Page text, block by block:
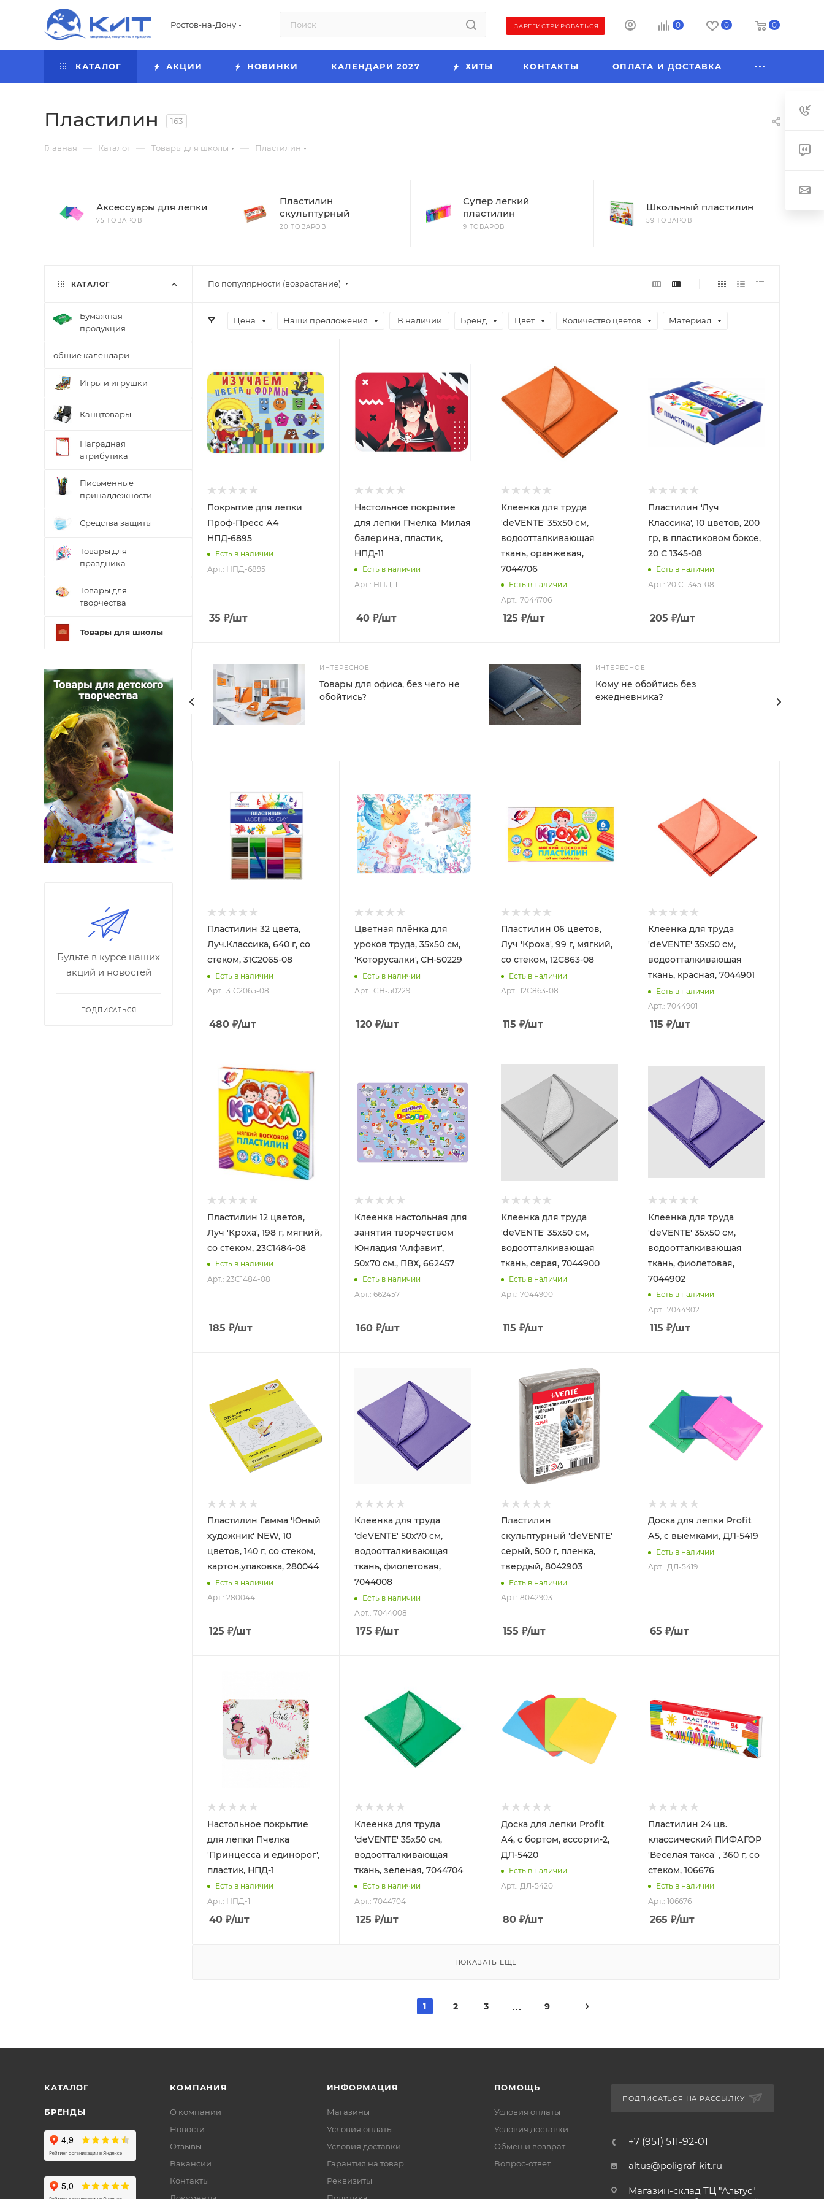
Ростов-на-Дону ЗАРЕГИСТРИРОВАТЬСЯ 0 0 0
КАТАЛОГ АКЦИИ НОВИНКИ КАЛЕНДАРИ 2027 ХИТЫ КОНТАКТЫ ОПЛАТА И ДОСТАВКА
Пластилин 163
Главная — Каталог — Товары для школы — Пластилин
Аксессуары для лепки
75 ТОВАРОВ
Пластилин
скульптурный
20 ТОВАРОВ
Супер легкий
пластилин
9 ТОВАРОВ
Школьный пластилин
59 ТОВАРОВ
По популярности (возрастание)
Цена Наши предложения В наличии Бренд Цвет Количество цветов Материал
Покрытие для лепки
Проф-Пресс А4
НПД-6895
Есть в наличии
Арт.: НПД-6895
35 ₽/шт
Настольное покрытие
для лепки Пчелка 'Милая
балерина', пластик,
НПД-11
Есть в наличии
Арт.: НПД-11
40₽/шт
Клеенка для труда
'deVENTE' 35x50 см,
водоотталкивающая
ткань, оранжевая,
7044706
Есть в наличии
Арт.: 7044706
125 ₽/шт
Пластилин 'Луч
Классика', 10 цветов, 200
гр, в пластиковом боксе,
20 С 1345-08
Есть в наличии
Арт.: 20 С 1345-08
205 ₽/шт
ИНТЕРЕСНОЕ
Товары для офиса, без чего не
обойтись?
ИНТЕРЕСНОЕ
Кому не обойтись без
ежедневника?
Пластилин 32 цвета,
Луч.Классика, 640 г, со
стеком, 31С2065-08
Есть в наличии
Арт.: 31С2065-08
480 ₽/шт
Цветная плёнка для
уроков труда, 35х50 см,
'Которусалки', СН-50229
Есть в наличии
Арт.: СН-50229
120₽/шт
Пластилин 06 цветов,
Луч 'Кроха', 99 г, мягкий,
со стеком, 12С863-08
Есть в наличии
Арт.: 12С863-08
115 ₽/шт
Клеенка для труда
'deVENTE' 35x50 см,
водоотталкивающая
ткань, красная, 7044901
Есть в наличии
Арт.: 7044901
115 ₽/шт
Пластилин 12 цветов,
Луч 'Кроха', 198 г, мягкий,
со стеком, 23С1484-08
Есть в наличии
Арт.: 23С1484-08
185 ₽/шт
Клеенка настольная для
занятия творчеством
Юнладия 'Алфавит',
50х70 см., ПВХ, 662457
Есть в наличии
Арт.: 662457
160₽/шт
Клеенка для труда
'deVENTE' 35x50 см,
водоотталкивающая
ткань, серая, 7044900
Есть в наличии
Арт.: 7044900
115 ₽/шт
Клеенка для труда
'deVENTE' 35x50 см,
водоотталкивающая
ткань, фиолетовая,
7044902
Есть в наличии
Арт.: 7044902
115 ₽/шт
Пластилин Гамма 'Юный
художник' NEW, 10
цветов, 140 г, со стеком,
картон.упаковка, 280044
Есть в наличии
Арт.: 280044
125 ₽/шт
Клеенка для труда
'deVENTE' 50x70 см,
водоотталкивающая
ткань, фиолетовая,
7044008
Есть в наличии
Арт.: 7044008
175 ₽/шт
Пластилин
скульптурный 'deVENTE'
серый, 500 г, пленка,
твердый, 8042903
Есть в наличии
Арт.: 8042903
155 ₽/шт
Доска для лепки Profit
А5, с выемками, ДЛ-5419
Есть в наличии
Арт.: ДЛ-5419
65 ₽/шт
Настольное покрытие
для лепки Пчелка
'Принцесса и единорог',
пластик, НПД-1
Есть в наличии
Арт.: НПД-1
40 ₽/шт
Клеенка для труда
'deVENTE' 35x50 см,
водоотталкивающая
ткань, зеленая, 7044704
Есть в наличии
Арт.: 7044704
125 ₽/шт
Доска для лепки Profit
А4, с бортом, ассорти-2,
ДЛ-5420
Есть в наличии
Арт.: ДЛ-5420
80 ₽/шт
Пластилин 24 цв.
классический ПИФАГОР
'Веселая такса' , 360 г, со
стеком, 106676
Есть в наличии
Арт.: 106676
265 ₽/шт
ПОКАЗАТЬ ЕЩЕ
1 2 3 9
КАТАЛОГ
Бумажная
продукция
общие календари
Игры и игрушки
Канцтовары
Наградная
атрибутика
Письменные
принадлежности
Средства защиты
Товары для
праздника
Товары для
творчества
Товары для школы
Будьте в курсе наших
акций и новостей
ПОДПИСАТЬСЯ
КАТАЛОГ
БРЕНДЫ
КОМПАНИЯ
О компании
Новости
Отзывы
Вакансии
Контакты
ИНФОРМАЦИЯ
Магазины
Условия оплаты
Условия доставки
Гарантия на товар
Реквизиты
ПОМОЩЬ
Условия оплаты
Условия доставки
Обмен и возврат
Вопрос-ответ
ПОДПИСАТЬСЯ НА РАССЫЛКУ
+7 (951) 511-92-01
altus@poligraf-kit.ru
Магазин-склад ТЦ "Альтус"